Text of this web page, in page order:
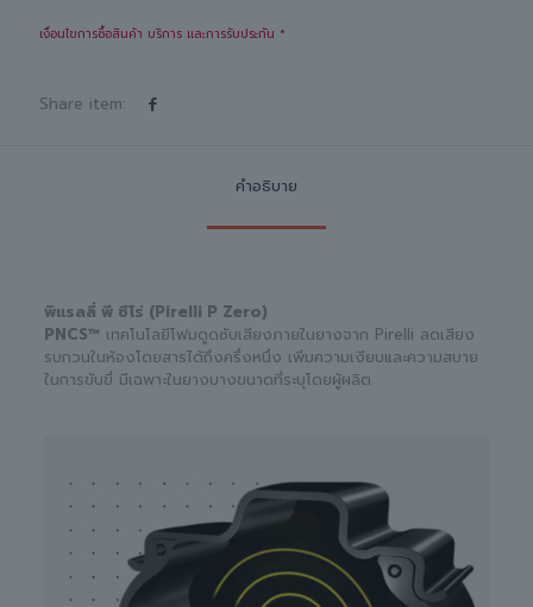
เงื่อนไขการซื้อสินค้า บริการ และการรับประกัน *
Share item:
คำอธิบาย
พิแรลลี่ พี ซีโร่ (Pirelli P Zero)
PNCS™ เทคโนโลยีโฟมดูดซับเสียงภายในยางจาก Pirelli ลดเสียง
รบกวนในห้องโดยสารได้ถึงครึ่งหนึ่ง เพิ่มความเงียบและความสบาย
ในการขับขี่ มีเฉพาะในยางบางขนาดที่ระบุโดยผู้ผลิต